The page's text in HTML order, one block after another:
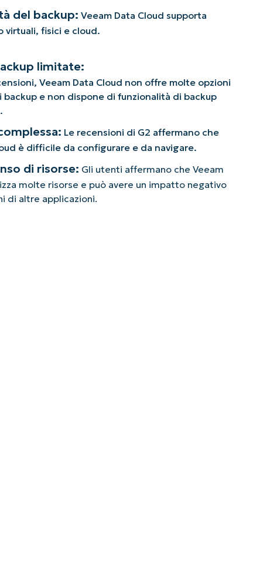
del backup: Veeam Data Cloud supporta
virtuali, fisici e cloud.
limitate:
Veeam Data Cloud non offre molte opzioni
e non dispone di funzionalità di backup
Le recensioni di G2 affermano che
è difficile da configurare e da navigare.
di risorse: Gli utenti affermano che Veeam
molte risorse e può avere un impatto negativo
di altre applicazioni.